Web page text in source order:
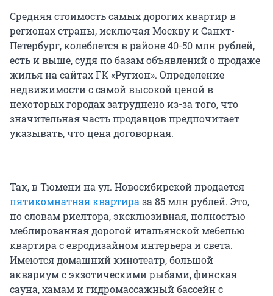
Средняя стоимость самых дорогих квартир в
регионах страны, исключая Москву и Санкт-
Петербург, колеблется в районе 40-50 млн рублей,
есть и выше, судя по базам объявлений о продаже
жилья на сайтах ГК «Ругион». Определение
недвижимости с самой высокой ценой в
некоторых городах затруднено из-за того, что
значительная часть продавцов предпочитает
указывать, что цена договорная.
Так, в Тюмени на ул. Новосибирской продается
пятикомнатная квартира за 85 млн рублей. Это,
по словам риелтора, эксклюзивная, полностью
меблированная дорогой итальянской мебелью
квартира с евродизайном интерьера и света.
Имеются домашний кинотеатр, большой
аквариум с экзотическими рыбами, финская
сауна, хамам и гидромассажный бассейн с